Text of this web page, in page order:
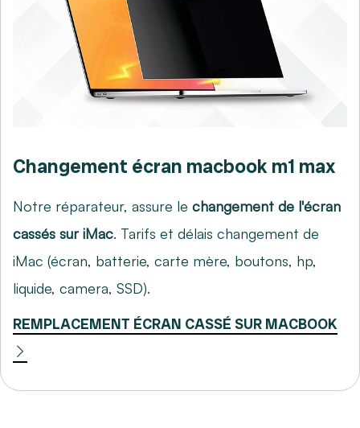
Changement écran macbook m1 max
Notre réparateur, assure le changement de l'écran
cassés sur iMac. Tarifs et délais changement de
iMac (écran, batterie, carte mère, boutons, hp,
liquide, camera, SSD).
REMPLACEMENT ÉCRAN CASSÉ SUR MACBOOK